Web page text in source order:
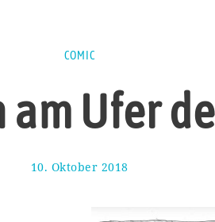
COMIC
am Ufer
10. Oktober 2018